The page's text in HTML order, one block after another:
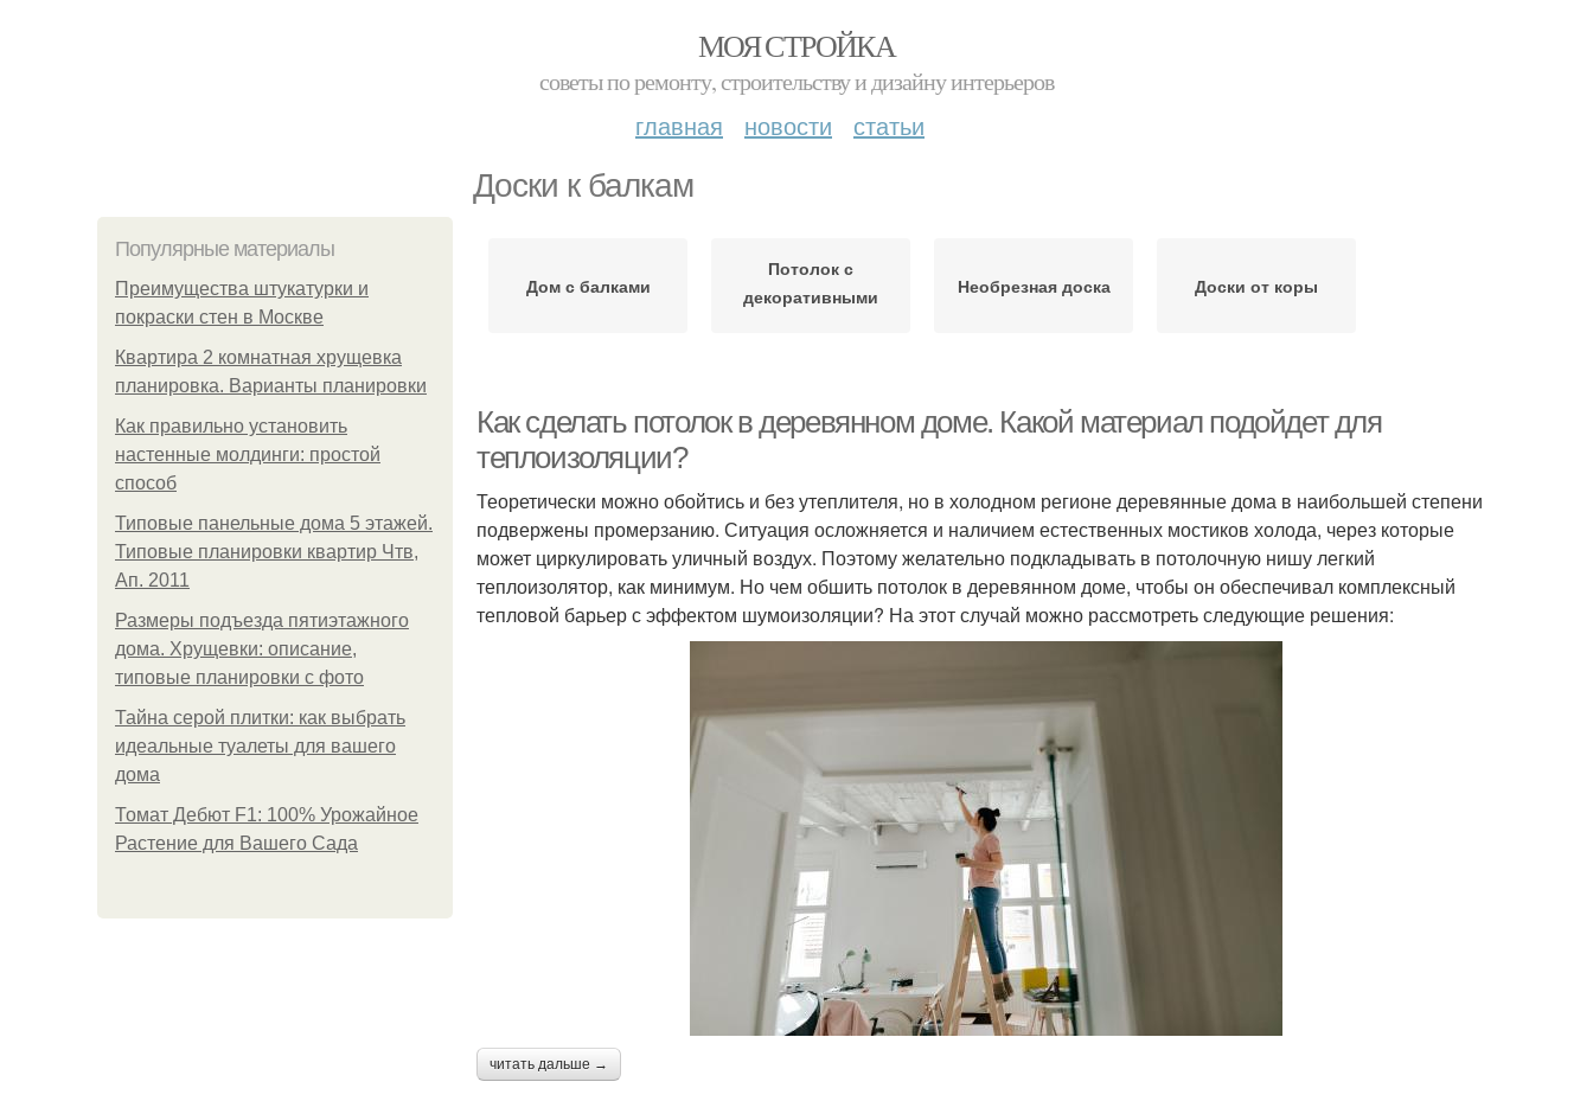
МОЯ СТРОЙКА
советы по ремонту, строительству и дизайну интерьеров
главная новости статьи
Доски к балкам
Популярные материалы
Преимущества штукатурки и
покраски стен в Москве
Квартира 2 комнатная хрущевка
планировка. Варианты планировки
Как правильно установить
настенные молдинги: простой
способ
Типовые панельные дома 5 этажей.
Типовые планировки квартир Чтв,
Ап. 2011
Размеры подъезда пятиэтажного
дома. Хрущевки: описание,
типовые планировки с фото
Тайна серой плитки: как выбрать
идеальные туалеты для вашего
дома
Томат Дебют F1: 100% Урожайное
Растение для Вашего Сада
Дом с балками
Потолок с
декоративными
Необрезная доска Доски от коры
Как сделать потолок в деревянном доме. Какой материал подойдет для
теплоизоляции?
Теоретически можно обойтись и без утеплителя, но в холодном регионе деревянные дома в наибольшей степени
подвержены промерзанию. Ситуация осложняется и наличием естественных мостиков холода, через которые
может циркулировать уличный воздух. Поэтому желательно подкладывать в потолочную нишу легкий
теплоизолятор, как минимум. Но чем обшить потолок в деревянном доме, чтобы он обеспечивал комплексный
тепловой барьер с эффектом шумоизоляции? На этот случай можно рассмотреть следующие решения:
читать дальше →